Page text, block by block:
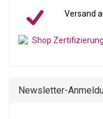
Versand
Newsletter-